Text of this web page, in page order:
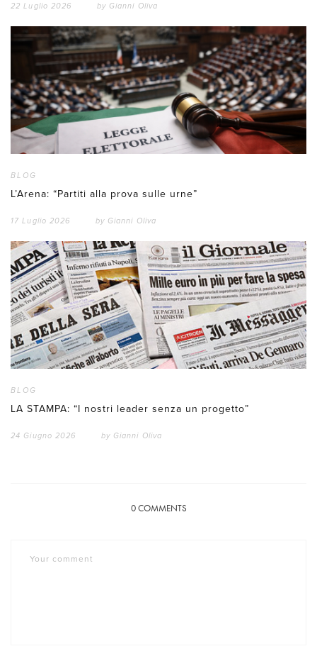
22 Luglio 2026 by Gianni Oliva
BLOG
L’Arena: “Partiti alla prova sulle urne”
17 Luglio 2026 by Gianni Oliva
BLOG
LA STAMPA: “I nostri leader senza un progetto”
24 Giugno 2026 by Gianni Oliva
0COMMENTS